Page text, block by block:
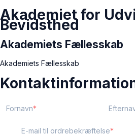
Akademiet for
Bevidsthed
Akademiets Fællesskab
Akademiets Fællesskab
Fornavn
E-mail til ordrebekræftelse